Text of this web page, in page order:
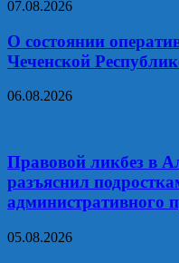
07.08.2026
О состоянии
Чеченской
06.08.2026
Правовой ликбез в
разъяснил
административного
05.08.2026